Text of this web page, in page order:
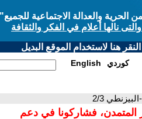
والعدالة الاجتماعية للجميع"
نالها أعلام في الفكر والثقافة
هنا لاستخدام الموقع البديل
English كوردي
2/3
المتمدن، فشاركونا في دعم